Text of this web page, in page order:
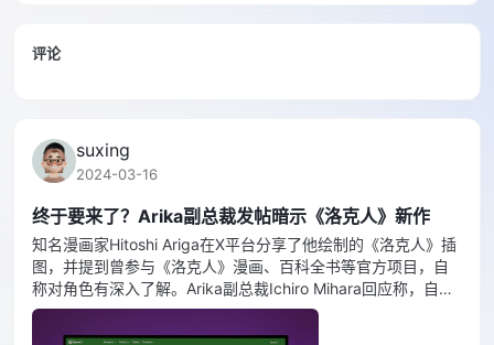
评论
suxing
2024-03-16
终于要来了？Arika副总裁发帖暗示《洛克人》新作
知名漫画家Hitoshi Ariga在X平台分享了他绘制的《洛克人》插
图，并提到曾参与《洛克人》漫画、百科全书等官方项目，自
称对角色有深入了解。Arika副总裁Ichiro Mihara回应称，自己
也参与过多个《洛克人》官方项目，对角色同样熟悉，并附上
了一张《洛克人》头盔特写图片。两人通过社交媒体展示了各